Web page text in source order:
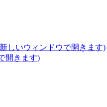
しいウィンドウで開きます)
開きます)